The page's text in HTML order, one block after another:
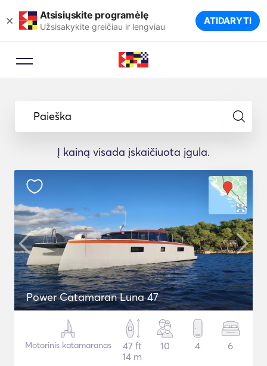
× Atsisiųskite programėlę
Užsisakykite greičiau ir lengviau ATIDARYTI
Paieška
Į kainą visada įskaičiuota įgula.
Power Catamaran Luna 47
Motorinis katamaranas
47 ft
14 m
10 4 6